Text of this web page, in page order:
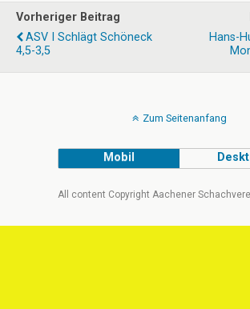
Vorheriger Beitrag
ASV I Schlägt Schöneck
4,5-3,5
Hans-
Zum Seitenanfang
Mobil
All content Copyright Aachener